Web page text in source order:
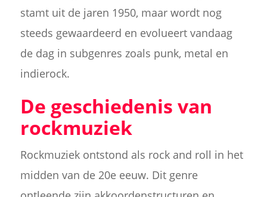
stamt uit de jaren 1950, maar wordt nog
steeds gewaardeerd en evolueert vandaag
de dag in subgenres zoals punk, metal en
indierock.
De geschiedenis van
rockmuziek
Rockmuziek ontstond als rock and roll in het
midden van de 20e eeuw. Dit genre